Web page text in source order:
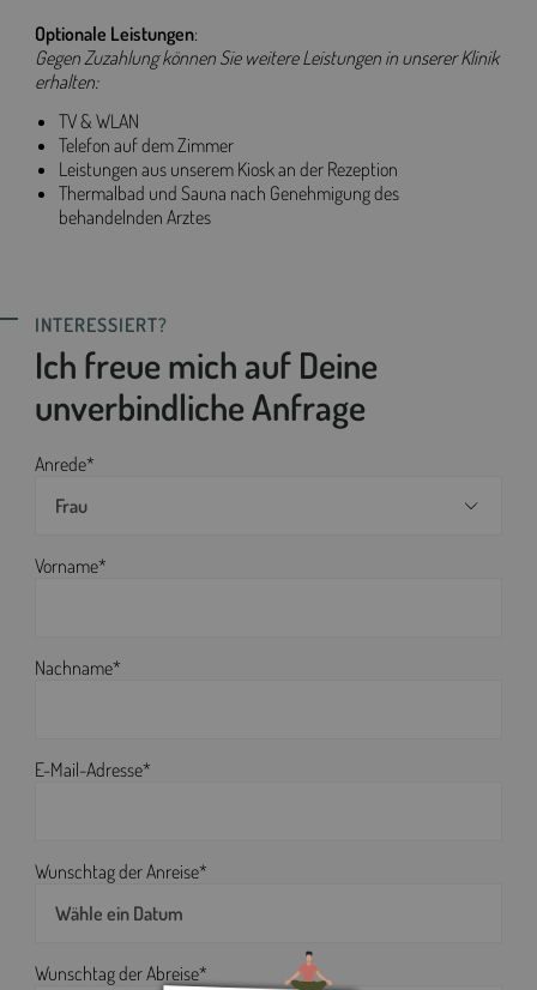
Optionale Leistungen:
Gegen Zuzahlung können Sie weitere Leistungen in unserer Klinik
erhalten:
TV & WLAN
Telefon auf dem Zimmer
Leistungen aus unserem Kiosk an der Rezeption
Thermalbad und Sauna nach Genehmigung des
behandelnden Arztes
INTERESSIERT?
Ich freue mich auf Deine
unverbindliche Anfrage
Anrede*
Frau
Vorname*
Nachname*
E-Mail-Adresse*
Wunschtag der Anreise*
Wunschtag der Abreise*